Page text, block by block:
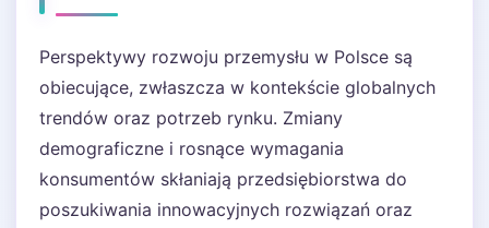
Perspektywy rozwoju przemysłu w Polsce są
obiecujące, zwłaszcza w kontekście globalnych
trendów oraz potrzeb rynku. Zmiany
demograficzne i rosnące wymagania
konsumentów skłaniają przedsiębiorstwa do
poszukiwania innowacyjnych rozwiązań oraz